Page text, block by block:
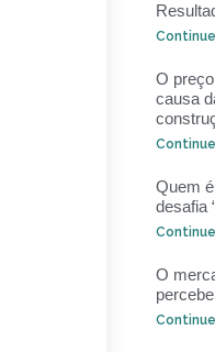
O
causa
Quem
desafia
O